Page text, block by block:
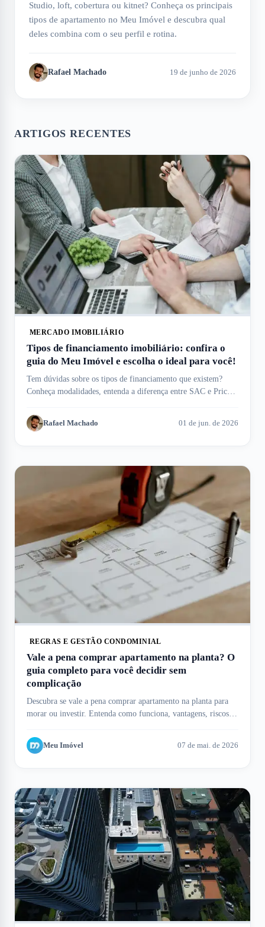
Studio, loft, cobertura ou kitnet? Conheça os principais
tipos de apartamento no Meu Imóvel e descubra qual
deles combina com o seu perfil e rotina.
Rafael Machado 19 de junho de 2026
ARTIGOS RECENTES
MERCADO IMOBILIÁRIO
Tipos de financiamento imobiliário: confira o
guia do Meu Imóvel e escolha o ideal para você!
Tem dúvidas sobre os tipos de financiamento que existem?
Conheça modalidades, entenda a diferença entre SAC e Price e
Rafael Machado 01 de jun. de 2026
REGRAS E GESTÃO CONDOMINIAL
Vale a pena comprar apartamento na planta? O
guia completo para você decidir sem
complicação
Descubra se vale a pena comprar apartamento na planta para
morar ou investir. Entenda como funciona, vantagens, riscos e
Meu Imóvel 07 de mai. de 2026